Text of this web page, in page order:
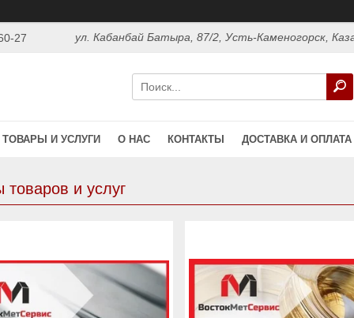
27 ул. Кабанбай Батыра, 87/2, Усть-Каменогорск,
ТОВАРЫ И УСЛУГИ О НАС КОНТАКТЫ ДОСТАВКА И ОПЛАТА
товаров и услуг